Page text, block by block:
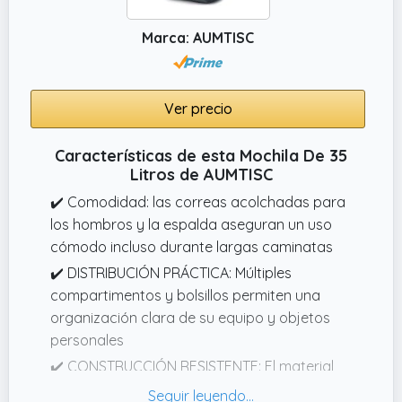
Marca: AUMTISC
Ver precio
Características de esta Mochila De 35
Litros de AUMTISC
✔️ Comodidad: las correas acolchadas para
los hombros y la espalda aseguran un uso
cómodo incluso durante largas caminatas
✔️ DISTRIBUCIÓN PRÁCTICA: Múltiples
compartimentos y bolsillos permiten una
organización clara de su equipo y objetos
personales
✔️ CONSTRUCCIÓN RESISTENTE: El material
duradero garantiza durabilidad y fiabilidad